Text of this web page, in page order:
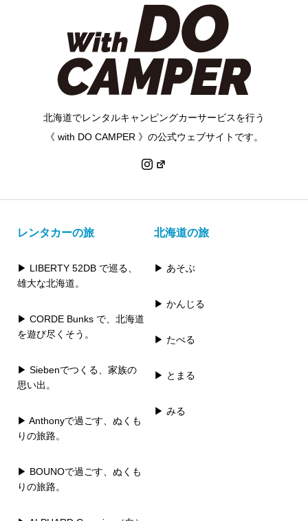
北海道でレンタルキャンピングカーサービスを行う
《 with DO CAMPER 》の公式ウェブサイトです。
レンタカーの旅
▶ LIBERTY 52DB で巡る、
雄大な北海道。
▶ CORDE Bunks で、北海道
を遊び尽くそう。
▶ Siebenでつくる、家族の
思い出。
▶ Anthonyで過ごす、ぬくも
りの旅路。
▶ BOUNOで過ごす、ぬくも
りの旅路。
北海道の旅
▶ あそぶ
▶ かんじる
▶ たべる
▶ とまる
▶ みる